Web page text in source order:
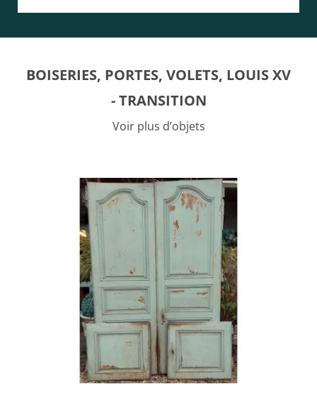
BOISERIES, PORTES, VOLETS, LOUIS XV
- TRANSITION
Voir plus d’objets